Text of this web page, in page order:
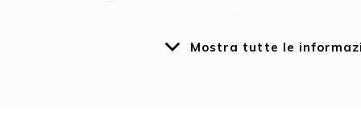
Larghezza in mm
320,0
Mostra tutte le